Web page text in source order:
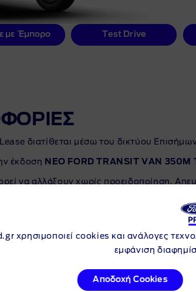
χρησιμοποιεί cookies και ανάλογες
εμφάνιση
Αποδοχή Cookies
με Έμπορο Test Drive
διατίθεται μέσω του δικτύου
έκδοση NEO FORD TRANSIT VAN
να αλλάξουν χωρίς προειδοποίηση.
ΣΗΜΑΝΤΙΚΕΣ